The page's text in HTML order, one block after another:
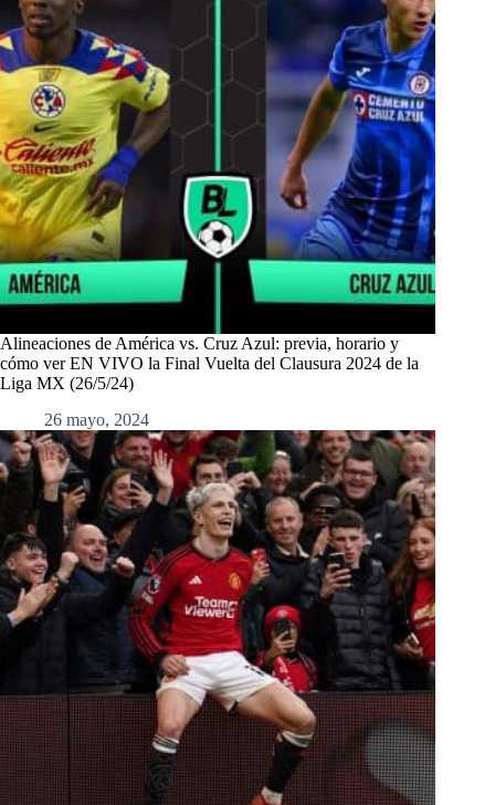
Alineaciones de América vs. Cruz Azul: previa, horario y
cómo ver EN VIVO la Final Vuelta del Clausura 2024 de la
Liga MX (26/5/24)
26 mayo, 2024